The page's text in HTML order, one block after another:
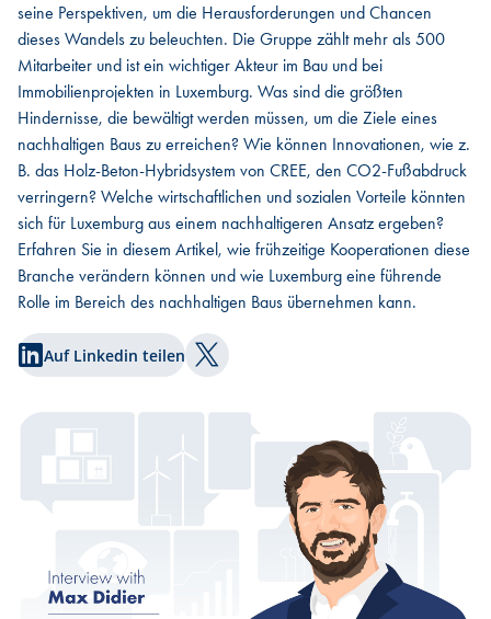
seine Perspektiven, um die Herausforderungen und Chancen
dieses Wandels zu beleuchten. Die Gruppe zählt mehr als 500
Mitarbeiter und ist ein wichtiger Akteur im Bau und bei
Immobilienprojekten in Luxemburg. Was sind die größten
Hindernisse, die bewältigt werden müssen, um die Ziele eines
nachhaltigen Baus zu erreichen? Wie können Innovationen, wie z.
B. das Holz-Beton-Hybridsystem von CREE, den CO2-Fußabdruck
verringern? Welche wirtschaftlichen und sozialen Vorteile könnten
sich für Luxemburg aus einem nachhaltigeren Ansatz ergeben?
Erfahren Sie in diesem Artikel, wie frühzeitige Kooperationen diese
Branche verändern können und wie Luxemburg eine führende
Rolle im Bereich des nachhaltigen Baus übernehmen kann.
Auf Linkedin teilen Auf Twitter teilen